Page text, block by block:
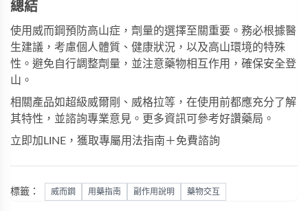
總結
使用威而鋼預防高山症，劑量的選擇至關重要。務必根據醫
生建議，考慮個人體質、健康狀況，以及高山環境的特殊
性。避免自行調整劑量，並注意藥物相互作用，確保安全登
山。
相關產品如超級威爾剛 、 威格拉等，在使用前都應充分了解
其特性，並諮詢專業意見。更多資訊可參考好讚藥局 。
立即加LINE，獲取專屬用法指南＋免費諮詢
標籤： 威而鋼 用藥指南 副作用說明 藥物交互